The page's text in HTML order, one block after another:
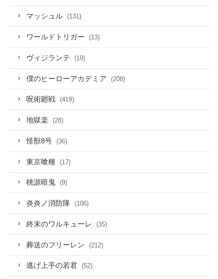
マッシュル (131)
ワールドトリガー (13)
ヴィジランテ (19)
僕のヒーローアカデミア (208)
呪術廻戦 (419)
地獄楽 (28)
怪獣8号 (36)
東京喰種 (17)
桃源暗鬼 (9)
炎炎ノ消防隊 (106)
終末のワルキューレ (35)
葬送のフリーレン (212)
逃げ上手の若君 (52)